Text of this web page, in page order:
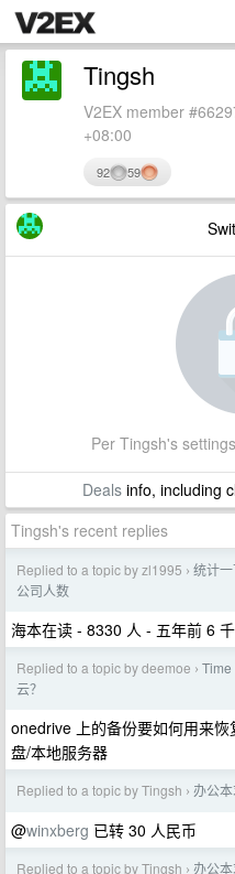
Tingsh
V2EX member
+08:00
92 59
Per Tingsh's
Dealsinfo, including
Tingsh's recent replies
Replied to a topic by zl1995 › 统计
公司人数
海本在读 - 8330 人 - 五年前 6
Replied to a topic by deemoe › Time
云？
onedrive 上的备份要如何用来
盘/本地服务器
Replied to a topic by Tingsh › 办公
@winxberg 已转 30 人民币
Replied to a topic by Tingsh › 办公